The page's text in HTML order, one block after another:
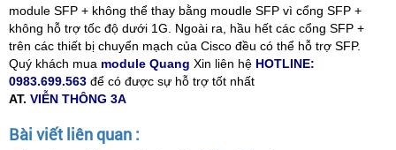
module SFP + không thể thay bằng moudle SFP vì cổng SFP +
không hỗ trợ tốc độ dưới 1G. Ngoài ra, hầu hết các cổng SFP +
trên các thiết bị chuyển mạch của Cisco đều có thể hỗ trợ SFP.
Quý khách mua module Quang Xin liên hệ HOTLINE:
0983.699.563 để có được sự hỗ trợ tốt nhất
AT. VIỄN THÔNG 3A
Bài viết liên quan :